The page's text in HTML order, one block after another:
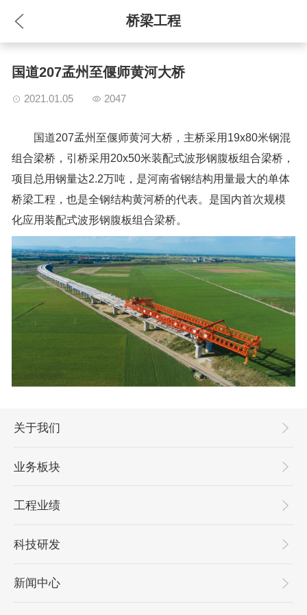
桥梁工程
国道207孟州至偃师黄河大桥
2021.01.05 2047
国道207孟州至偃师黄河大桥，主桥采用19x80米钢混
组合梁桥，引桥采用20x50米装配式波形钢腹板组合梁桥，
项目总用钢量达2.2万吨，是河南省钢结构用量最大的单体
桥梁工程，也是全钢结构黄河桥的代表。是国内首次规模
化应用装配式波形钢腹板组合梁桥。
关于我们
业务板块
工程业绩
科技研发
新闻中心